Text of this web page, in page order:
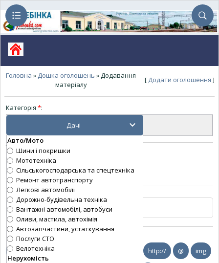
Головна » Дошка оголошень » Додавання
матеріалу
[ Додати оголошення ]
Категорія *:
Авто/Мото
Шини і покришки
Мототехніка
Сільськогосподарська та спецтехніка
Ремонт автотранспорту
Легкові автомобілі
Дорожно-будівельна техніка
Вантажні автомобілі, автобуси
Оливи, мастила, автохімія
Автозапчастини, устаткування
Послуги СТО
Велотехніка
Нерухомість
Тип оголошення
Тема оголошення*:
Текст оголошення: